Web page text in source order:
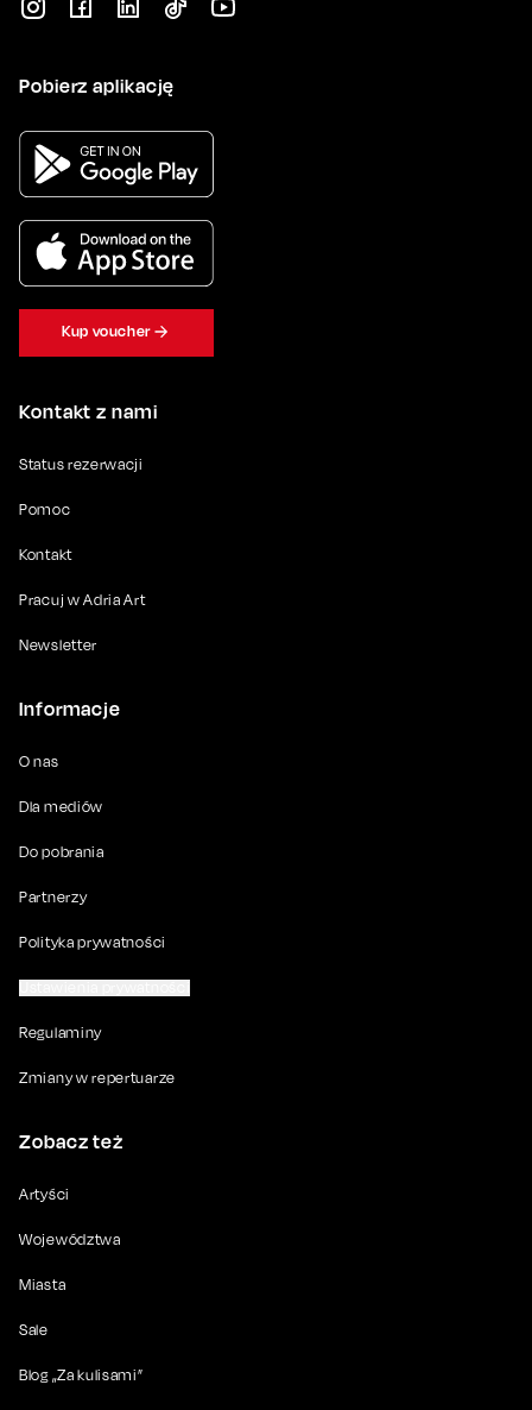
Kontakt z nami
Status rezerwacji
Pomoc
Kontakt
Pracuj w Adria Art
Newsletter
Informacje
O nas
Dla mediów
Do pobrania
Partnerzy
Polityka prywatności
Regulaminy
Zmiany w repertuarze
Zobacz też
Artyści
Województwa
Miasta
Sale
Blog „Za kulisami”
Pobierz aplikację
Kup voucher